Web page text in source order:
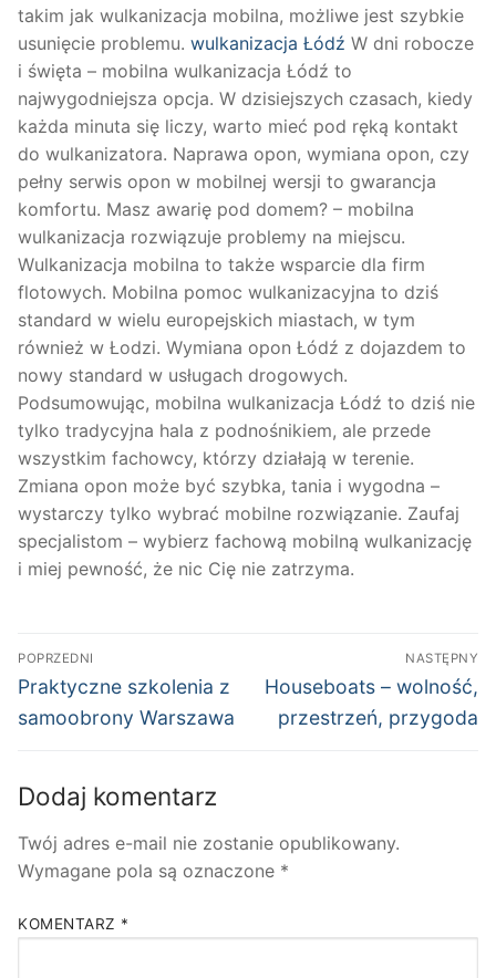
takim jak wulkanizacja mobilna, możliwe jest szybkie
usunięcie problemu. wulkanizacja Łódź W dni robocze
i święta – mobilna wulkanizacja Łódź to
najwygodniejsza opcja. W dzisiejszych czasach, kiedy
każda minuta się liczy, warto mieć pod ręką kontakt
do wulkanizatora. Naprawa opon, wymiana opon, czy
pełny serwis opon w mobilnej wersji to gwarancja
komfortu. Masz awarię pod domem? – mobilna
wulkanizacja rozwiązuje problemy na miejscu.
Wulkanizacja mobilna to także wsparcie dla firm
flotowych. Mobilna pomoc wulkanizacyjna to dziś
standard w wielu europejskich miastach, w tym
również w Łodzi. Wymiana opon Łódź z dojazdem to
nowy standard w usługach drogowych.
Podsumowując, mobilna wulkanizacja Łódź to dziś nie
tylko tradycyjna hala z podnośnikiem, ale przede
wszystkim fachowcy, którzy działają w terenie.
Zmiana opon może być szybka, tania i wygodna –
wystarczy tylko wybrać mobilne rozwiązanie. Zaufaj
specjalistom – wybierz fachową mobilną wulkanizację
i miej pewność, że nic Cię nie zatrzyma.
Nawigacja
wpisu
POPRZEDNI
Poprzedni
wpis:
Praktyczne szkolenia z
samoobrony Warszawa
NASTĘPNY
Następny
wpis:
Houseboats – wolność,
przestrzeń, przygoda
Dodaj komentarz
Twój adres e-mail nie zostanie opublikowany.
Wymagane pola są oznaczone *
KOMENTARZ *